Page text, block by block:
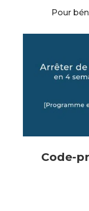
Pour
Code-